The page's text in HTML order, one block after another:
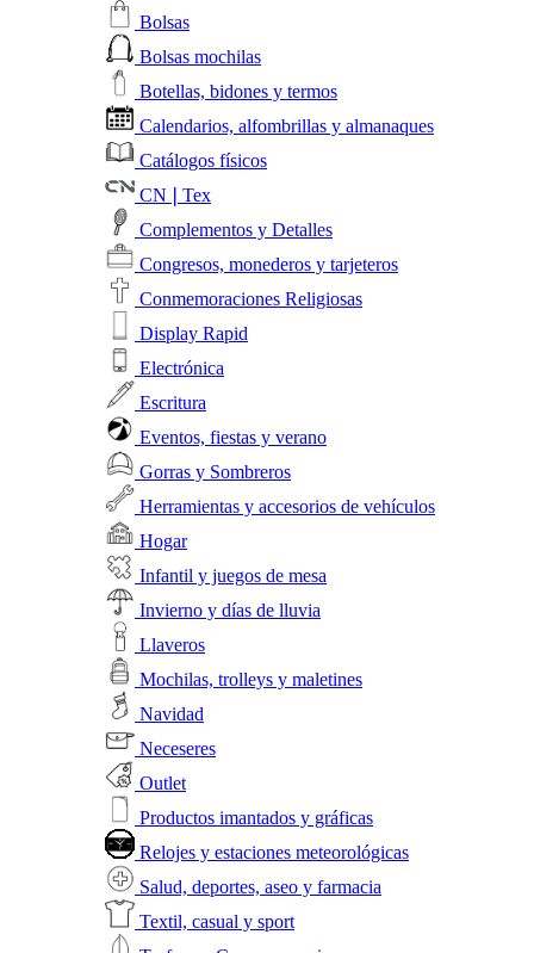
Bolsas
Bolsas mochilas
Botellas, bidones y termos
Calendarios, alfombrillas y almanaques
Catálogos físicos
CN❘Tex
Complementos y Detalles
Congresos, monederos y tarjeteros
Conmemoraciones Religiosas
Display Rapid
Electrónica
Escritura
Eventos, fiestas y verano
Gorras y Sombreros
Herramientas y accesorios de vehículos
Hogar
Infantil y juegos de mesa
Invierno y días de lluvia
Llaveros
Mochilas, trolleys y maletines
Navidad
Neceseres
Outlet
Productos imantados y gráficas
Relojes y estaciones meteorológicas
Salud, deportes, aseo y farmacia
Textil, casual y sport